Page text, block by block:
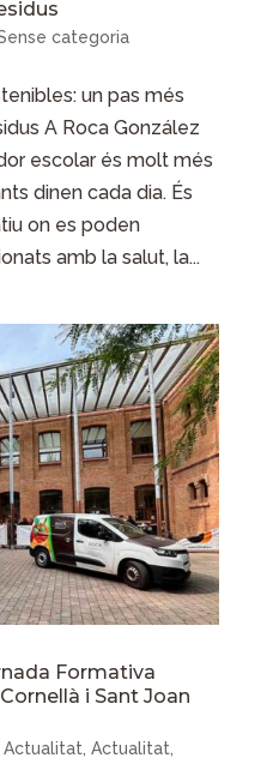
categoria
un pas més
A Roca González
escolar és molt més
dinen cada dia. És
on es poden
amb la salut, la...
Formativa
i Sant Joan
Actualitat, Actualitat,